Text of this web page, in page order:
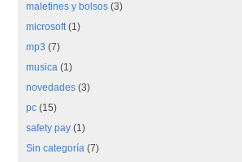
maletines y bolsos (3)
microsoft(1)
mp3 (7)
musica (1)
novedades (3)
pc (15)
safety pay (1)
Sin categoría (7)